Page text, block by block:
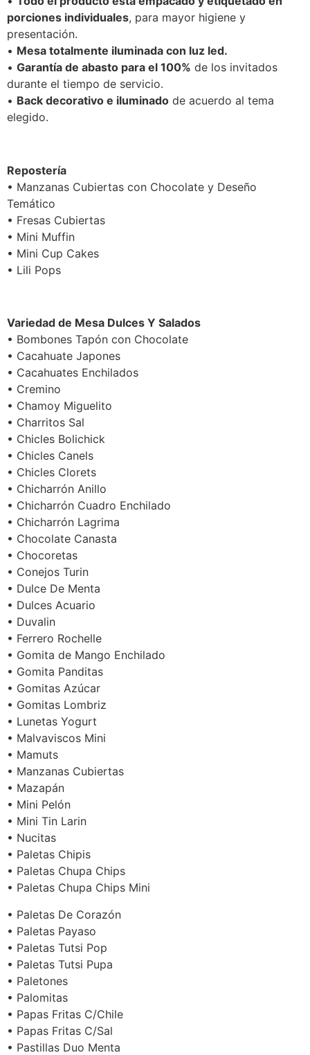
porciones individuales, para mayor higiene y
presentación.
• Mesa totalmente iluminada con luz led.
• Garantía de abasto para el 100% de los invitados
durante el tiempo de servicio.
• Back decorativo e iluminado de acuerdo al tema
elegido.
Repostería
• Manzanas Cubiertas con Chocolate y Deseño
Temático
• Fresas Cubiertas
• Mini Muffin
• Mini Cup Cakes
• Lili Pops
Variedad de Mesa Dulces Y Salados
• Bombones Tapón con Chocolate
• Cacahuate Japones
• Cacahuates Enchilados
• Cremino
• Chamoy Miguelito
• Charritos Sal
• Chicles Bolichick
• Chicles Canels
• Chicles Clorets
• Chicharrón Anillo
• Chicharrón Cuadro Enchilado
• Chicharrón Lagrima
• Chocolate Canasta
• Chocoretas
• Conejos Turin
• Dulce De Menta
• Dulces Acuario
• Duvalin
• Ferrero Rochelle
• Gomita de Mango Enchilado
• Gomita Panditas
• Gomitas Azúcar
• Gomitas Lombriz
• Lunetas Yogurt
• Malvaviscos Mini
• Mamuts
• Manzanas Cubiertas
• Mazapán
• Mini Pelón
• Mini Tin Larin
• Nucitas
• Paletas Chipis
• Paletas Chupa Chips
• Paletas Chupa Chips Mini
• Paletas De Corazón
• Paletas Payaso
• Paletas Tutsi Pop
• Paletas Tutsi Pupa
• Paletones
• Palomitas
• Papas Fritas C/Chile
• Papas Fritas C/Sal
• Pastillas Duo Menta